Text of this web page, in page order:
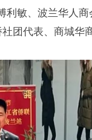
利敏、波兰华人
团代表、商城华